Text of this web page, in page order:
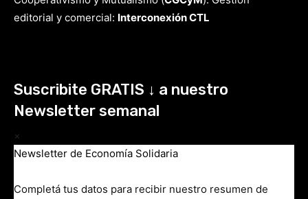
editorial y comercial: Interconexión CTL
Suscribite GRATIS ↓ a nuestro
Newsletter semanal
×
Newsletter de Economía Solidaria
Completá tus datos para recibir nuestro resumen de